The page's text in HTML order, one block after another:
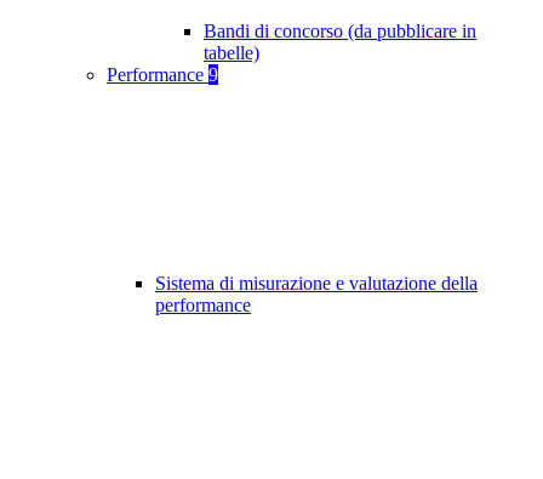
Bandi di concorso (da pubblicare in
tabelle)
Performance 9
Sistema di misurazione e valutazione della
performance